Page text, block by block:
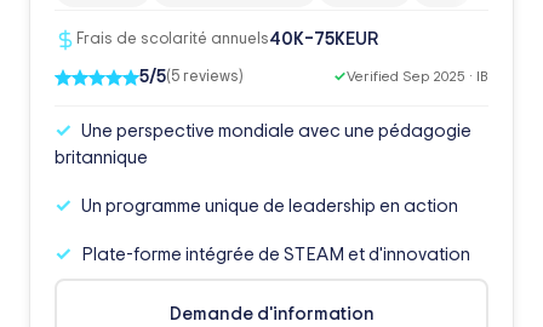
Frais de scolarité annuels40K–75KEUR
5/5(5 reviews) ✓Verified Sep 2025 · IB
Une perspective mondiale avec une pédagogie
britannique
Un programme unique de leadership en action
Plate-forme intégrée de STEAM et d'innovation
Demande d'information